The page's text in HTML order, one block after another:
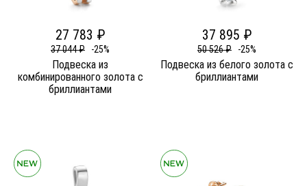
27 783 ₽
37 044 ₽ -25%
Подвеска из
комбинированного золота c
бриллиантами
37 895 ₽
50 526 ₽ -25%
Подвеска из белого золота c
бриллиантами